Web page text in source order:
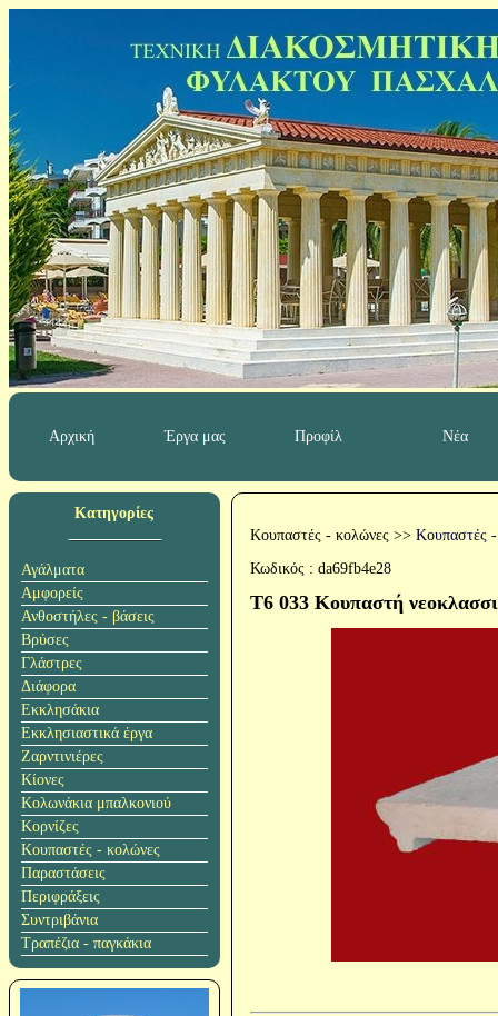
Αρχική Έργα μας Προφίλ Νέα
Κατηγορίες
Αγάλματα
Αμφορείς
Ανθοστήλες - βάσεις
Βρύσες
Γλάστρες
Διάφορα
Εκκλησάκια
Εκκλησιαστικά έργα
Ζαρντινιέρες
Κίονες
Κολωνάκια μπαλκονιού
Κορνίζες
Κουπαστές - κολώνες
Παραστάσεις
Περιφράξεις
Συντριβάνια
Τραπέζια - παγκάκια
Κουπαστές - κολώνες >> Κουπαστές
Κωδικός : da69fb4e28
T6 033 Κουπαστή